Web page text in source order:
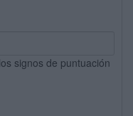
signos de puntuación